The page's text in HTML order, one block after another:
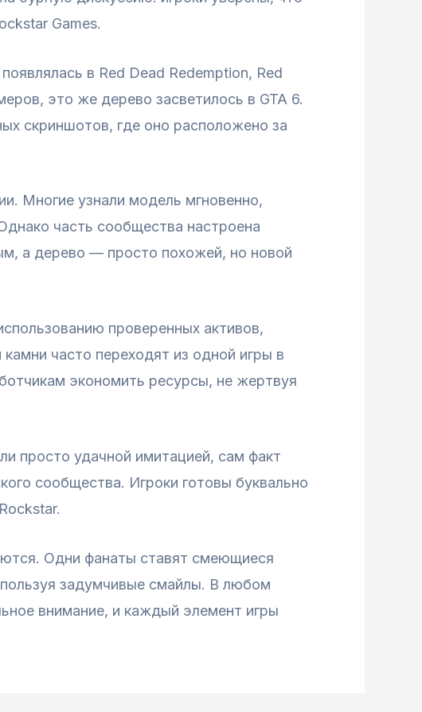
Games.
в Red Dead Redemption, Red
это же дерево засветилось в GTA 6.
скриншотов, где оно расположено за
Многие узнали модель мгновенно,
часть сообщества настроена
а дерево — просто похожей, но новой
проверенных активов,
часто переходят из одной игры в
экономить ресурсы, не жертвуя
просто удачной имитацией, сам факт
сообщества. Игроки готовы буквально
Одни фанаты ставят смеющиеся
задумчивые смайлы. В любом
внимание, и каждый элемент игры